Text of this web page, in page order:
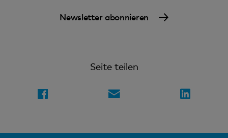
Newsletter abonnieren
Seite teilen